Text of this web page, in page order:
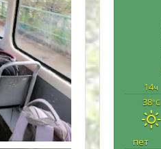
14ч
38°C
пет